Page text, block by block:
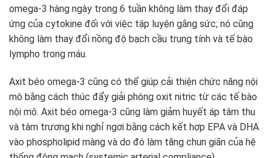
omega-3 hàng ngày trong 6 tuần không làm thay đổi đáp
ứng của cytokine đối với việc tập luyện gắng sức; nó cũng
không làm thay đổi nồng độ bạch cầu trung tính và tế bào
lympho trong máu.
Axit béo omega-3 cũng có thể giúp cải thiện chức năng nội
mô bằng cách thúc đẩy giải phóng oxit nitric từ các tế bào
nội mô. Axit béo omega-3 cũng làm giảm huyết áp tâm thu
và tâm trương khi nghỉ ngơi bằng cách kết hợp EPA và DHA
vào phospholipid màng và do đó làm tăng chun giãn của hệ